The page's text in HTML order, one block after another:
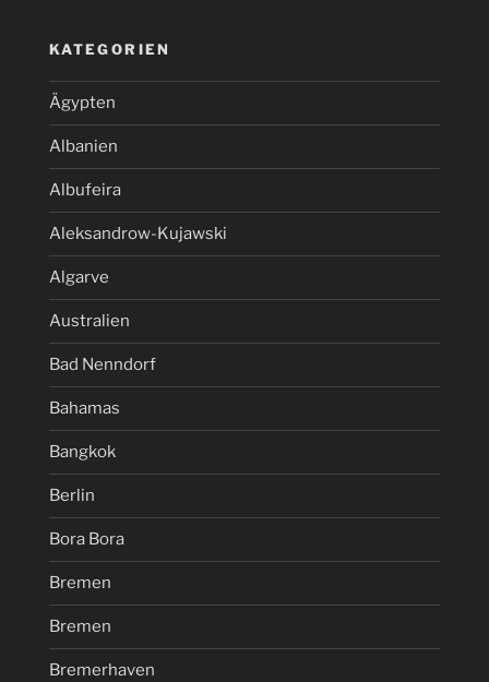
KATEGORIEN
Ägypten
Albanien
Albufeira
Aleksandrow-Kujawski
Algarve
Australien
Bad Nenndorf
Bahamas
Bangkok
Berlin
Bora Bora
Bremen
Bremen
Bremerhaven